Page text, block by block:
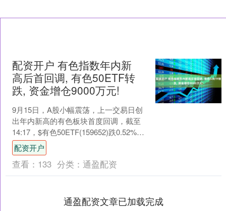
配资开户 有色指数年内新
高后首回调, 有色50ETF转
跌, 资金增仓9000万元!
9月15日，A股小幅震荡，上一交易日创
出年内新高的有色板块首度回调，截至
14:17，$有色50ETF(159652)跌0.52%，
转跌区间场内溢价同步走阔，成交....
配资开户
查看： 133 分类： 通盈配资
通盈配资文章已加载完成